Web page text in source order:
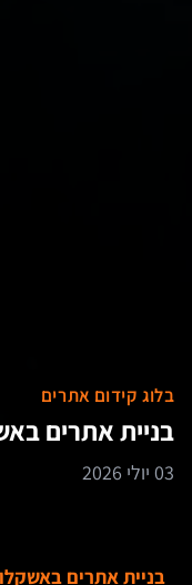
בלוג קידום אתרים
בניית אתרים
03 יולי 2026
בניית אתרים